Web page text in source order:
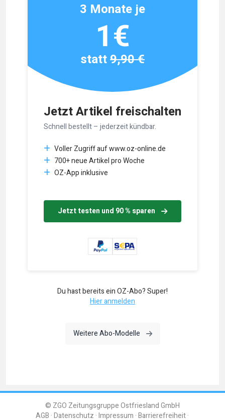
Jetzt Artikel freischalten
Schnell bestellt – jederzeit kündbar.
Voller Zugriff auf www.oz-online.de
700+ neue Artikel pro Woche
OZ-App inklusive
Jetzt testen und 90 % sparen
3 Monate je
1€
statt9,90 €
Du hast bereits ein OZ-Abo? Super!
Hier anmelden
Weitere Abo-Modelle
© ZGO Zeitungsgruppe Ostfriesland GmbH
AGB Datenschutz Impressum Barrierefreiheit